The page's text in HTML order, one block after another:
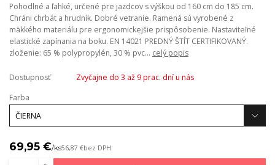
Pohodlné a ľahké, určené pre jazdcov s výškou od 160 cm do 185 cm.
Chráni chrbát a hrudník. Dobré vetranie. Ramená sú vyrobené z
mäkkého materiálu pre ergonomickejšie prispôsobenie. Nastaviteľné
elastické zapínania na boku. EN 14021 PREDNÝ ŠTÍT CERTIFIKOVANÝ.
zloženie: 65 % polypropylén, 30 % pvc... celý popis
Dostupnosť
Zvyčajne do 3 až 9 prac. dní u nás
Farba
69,95 €/ks56,87 €bez DPH